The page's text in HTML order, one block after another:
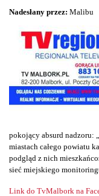
Nadesłany przez: Malibu
pokojący absurd nadzoru:
miastach całego powiatu
podgląd z nich
sieć miejskiego
Link do TvMalbork na